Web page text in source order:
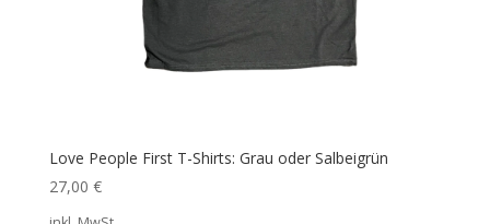
Love People First T-Shirts: Grau oder Salbeigrün
27,00 €